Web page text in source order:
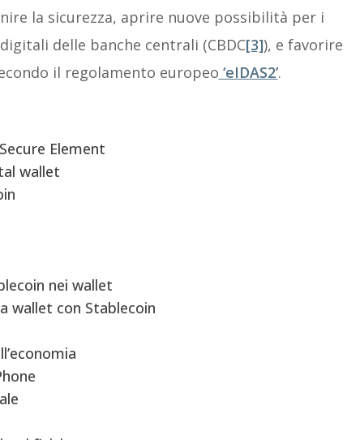
la sicurezza, aprire nuove possibilità per i
delle banche centrali (CBDC[3]), e favorire
il regolamento europeo ‘eIDAS2’.
Element
wallet
nei wallet
wallet con Stablecoin